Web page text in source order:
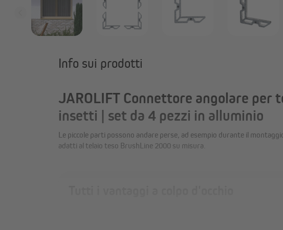
Info sui prodotti
JAROLIFT Connettore angolare per
insetti | set da 4 pezzi in alluminio
Le piccole parti possono andare perse, ad esempio durante il
adatti al telaio teso BrushLine 2000 su misura.